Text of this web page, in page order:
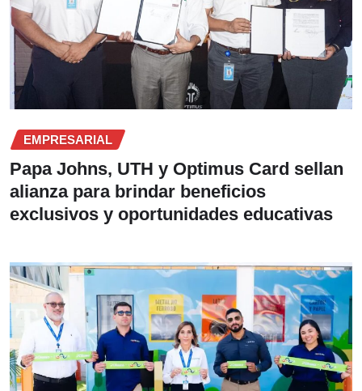
EMPRESARIAL
Papa Johns, UTH y Optimus Card sellan
alianza para brindar beneficios
exclusivos y oportunidades educativas